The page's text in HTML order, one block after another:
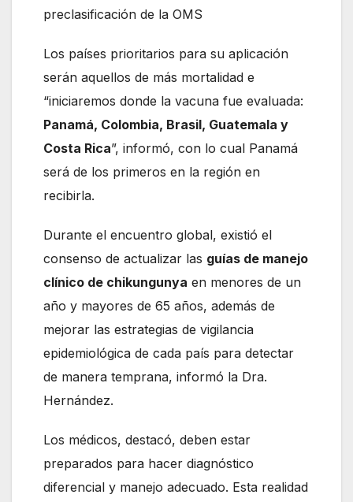
preclasificación de la OMS
Los países prioritarios para su aplicación
serán aquellos de más mortalidad e
“iniciaremos donde la vacuna fue evaluada:
Panamá, Colombia, Brasil, Guatemala y
Costa Rica”, informó, con lo cual Panamá
será de los primeros en la región en
recibirla.
Durante el encuentro global, existió el
consenso de actualizar las guías de manejo
clínico de chikungunya en menores de un
año y mayores de 65 años, además de
mejorar las estrategias de vigilancia
epidemiológica de cada país para detectar
de manera temprana, informó la Dra.
Hernández.
Los médicos, destacó, deben estar
preparados para hacer diagnóstico
diferencial y manejo adecuado. Esta realidad